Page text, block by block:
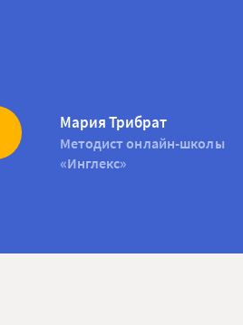
Мария Трибрат
Методист онлайн-школы
«Инглекс»